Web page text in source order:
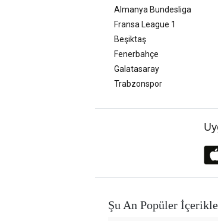
Almanya Bundesliga
Fransa League 1
Beşiktaş
Fenerbahçe
Galatasaray
Trabzonspor
Şu An Popüler